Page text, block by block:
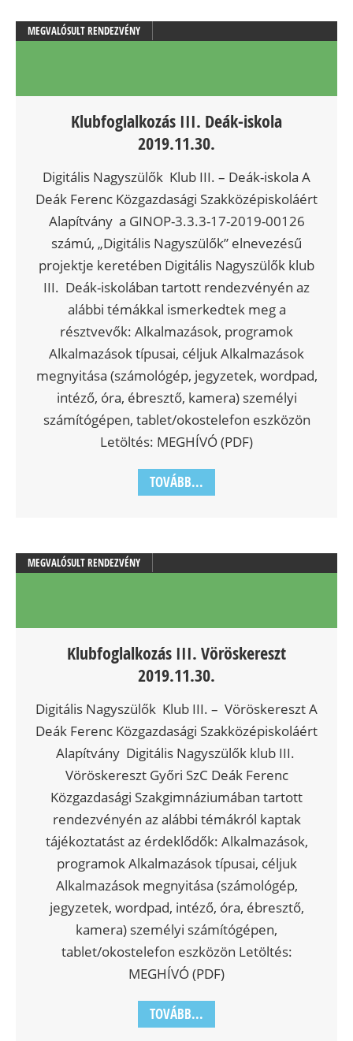
MEGVALÓSULT RENDEZVÉNY
Klubfoglalkozás III. Deák-iskola
2019.11.30.
Digitális Nagyszülők Klub III. – Deák-iskola A
Deák Ferenc Közgazdasági Szakközépiskoláért
Alapítvány a GINOP-3.3.3-17-2019-00126
számú, „Digitális Nagyszülők” elnevezésű
projektje keretében Digitális Nagyszülők klub
III. Deák-iskolában tartott rendezvényén az
alábbi témákkal ismerkedtek meg a
résztvevők: Alkalmazások, programok
Alkalmazások típusai, céljuk Alkalmazások
megnyitása (számológép, jegyzetek, wordpad,
intéző, óra, ébresztő, kamera) személyi
számítógépen, tablet/okostelefon eszközön
Letöltés: MEGHÍVÓ (PDF)
TOVÁBB...
MEGVALÓSULT RENDEZVÉNY
Klubfoglalkozás III. Vöröskereszt
2019.11.30.
Digitális Nagyszülők Klub III. – Vöröskereszt A
Deák Ferenc Közgazdasági Szakközépiskoláért
Alapítvány Digitális Nagyszülők klub III.
Vöröskereszt Győri SzC Deák Ferenc
Közgazdasági Szakgimnáziumában tartott
rendezvényén az alábbi témákról kaptak
tájékoztatást az érdeklődők: Alkalmazások,
programok Alkalmazások típusai, céljuk
Alkalmazások megnyitása (számológép,
jegyzetek, wordpad, intéző, óra, ébresztő,
kamera) személyi számítógépen,
tablet/okostelefon eszközön Letöltés:
MEGHÍVÓ (PDF)
TOVÁBB...